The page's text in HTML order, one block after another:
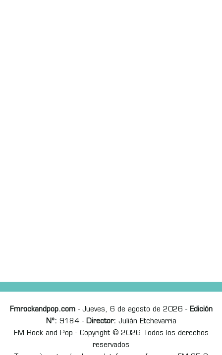
Fmrockandpop.com- Jueves, 6 de agosto de 2026 - Edición
Nº: 9184 - Director: Julián Etchevarria
FM Rock and Pop - Copyright © 2026 Todos los derechos
reservados